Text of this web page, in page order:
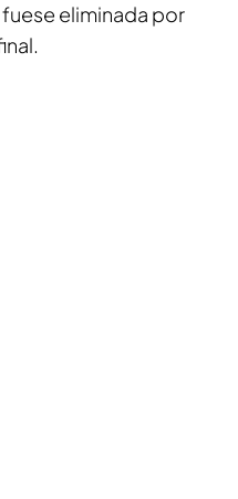
eliminada por